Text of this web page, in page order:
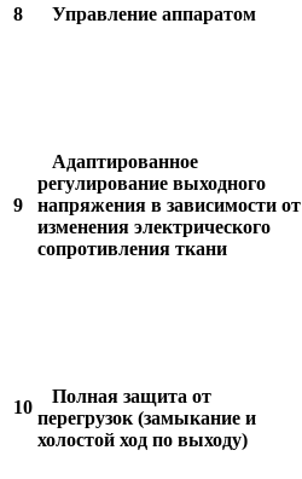
8 Управление аппаратом
9
Адаптированное
регулирование выходного
напряжения в зависимости от
изменения электрического
сопротивления ткани
10
Полная защита от
перегрузок (замыкание и
холостой ход по выходу)